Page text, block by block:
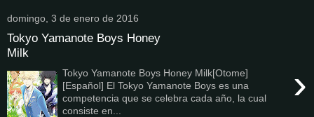
domingo, 3 de enero de 2016
Tokyo Yamanote Boys Honey
Milk
›
Tokyo Yamanote Boys Honey Milk[Otome]
[Español] El Tokyo Yamanote Boys es una
competencia que se celebra cada año, la cual
consiste en...